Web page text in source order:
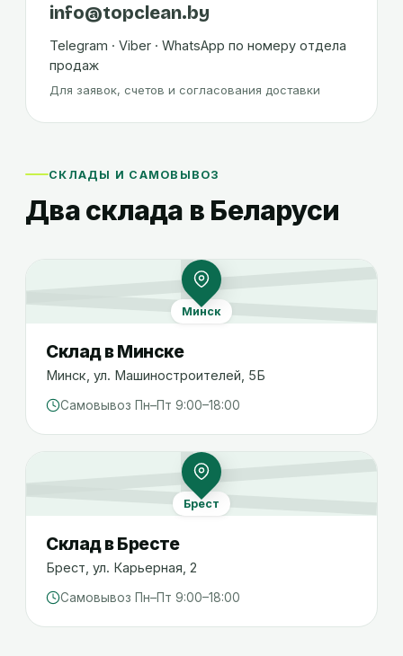
info@topclean.by
Telegram · Viber · WhatsApp по номеру отдела
продаж
Для заявок, счетов и согласования доставки
СКЛАДЫ И САМОВЫВОЗ
Два склада в Беларуси
Минск
Склад вМинске
Минск ул. Машиностроителей, 5Б
Самовывоз Пн–Пт 9:00–18:00
Брест
Склад вБресте
Брест ул. Карьерная, 2
Самовывоз Пн–Пт 9:00–18:00